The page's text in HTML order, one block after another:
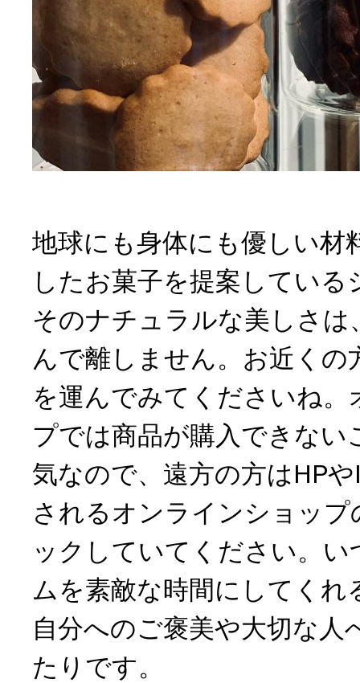
地球にも身体にも優しい材
したお菓子を提案している
そのナチュラルな美しさは
んで離しません。お近くの
を運んでみてくださいね
プでは商品が購入できない
気なので、遠方の方はHP
されるオンラインショッ
ックしていてください。
ムを素敵な時間にしてくれ
自分へのご褒美や大切な人
たりです。